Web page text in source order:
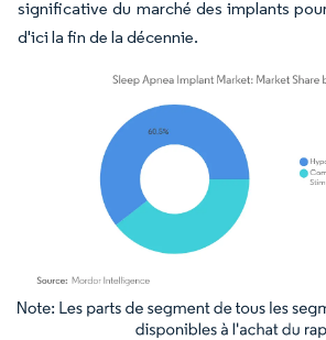
significative du marché des implants
d'ici la fin de la décennie.
Image © Mordor Intelligence. La réutilisation